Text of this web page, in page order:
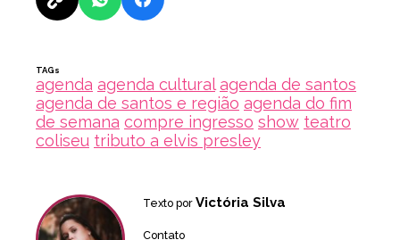
TAGs
agenda agenda cultural agenda de santos
agenda de santos e região agenda do fim
de semana compre ingresso show teatro
coliseu tributo a elvis presley
Texto por Victória Silva
Contato